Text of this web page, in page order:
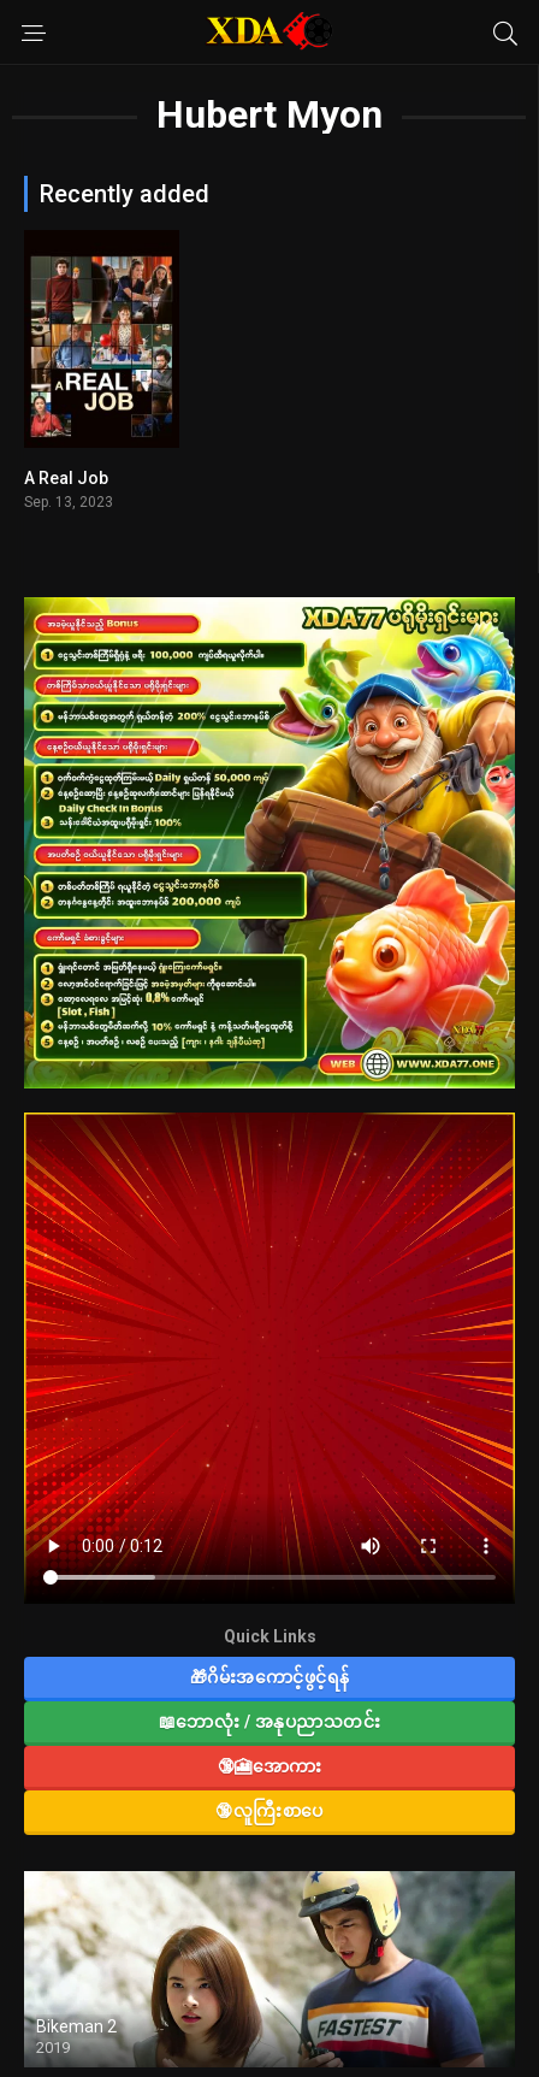
Hubert Myon
Recently added
A Real Job
Sep. 13, 2023
Quick Links
🎁ဂိမ်းအကောင့်ဖွင့်ရန်
📖ဘောလုံး / အနုပညာသတင်း
🔞🎦အောကား
🔞လူကြီးစာပေ
Bikeman 2
2019